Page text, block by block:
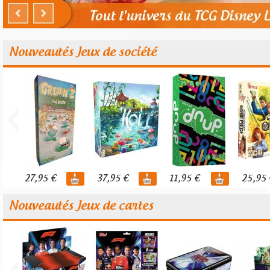
Nouveautés Jeux de société
27,95 € 37,95 € 11,95 € 25,95
Nouveautés Jeux de cartes